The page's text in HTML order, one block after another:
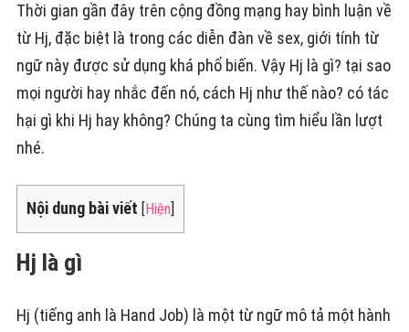
Thời gian gần đây trên cộng đồng mạng hay bình luận về
từ Hj, đặc biệt là trong các diễn đàn về sex, giới tính từ
ngữ này được sử dụng khá phổ biến. Vậy Hj là gì? tại sao
mọi người hay nhắc đến nó, cách Hj như thế nào? có tác
hại gì khi Hj hay không? Chúng ta cùng tìm hiểu lần lượt
nhé.
Nội dung bài viết Hiện
Hj là gì
Hj (tiếng anh là Hand Job) là một từ ngữ mô tả một hành